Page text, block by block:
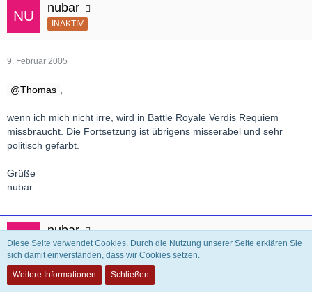
nubar
INAKTIV
9. Februar 2005
Thomas
wenn ich mich nicht irre, wird in Battle Royale Verdis Requiem
missbraucht. Die Fortsetzung ist übrigens misserabel und sehr
politisch gefärbt.
Grüße
nubar
nubar
INAKTIV
9. Februar 2005
Diese Seite verwendet Cookies. Durch die Nutzung unserer Seite erklären Sie
sich damit einverstanden, dass wir Cookies setzen.
Weitere Informationen
Schließen